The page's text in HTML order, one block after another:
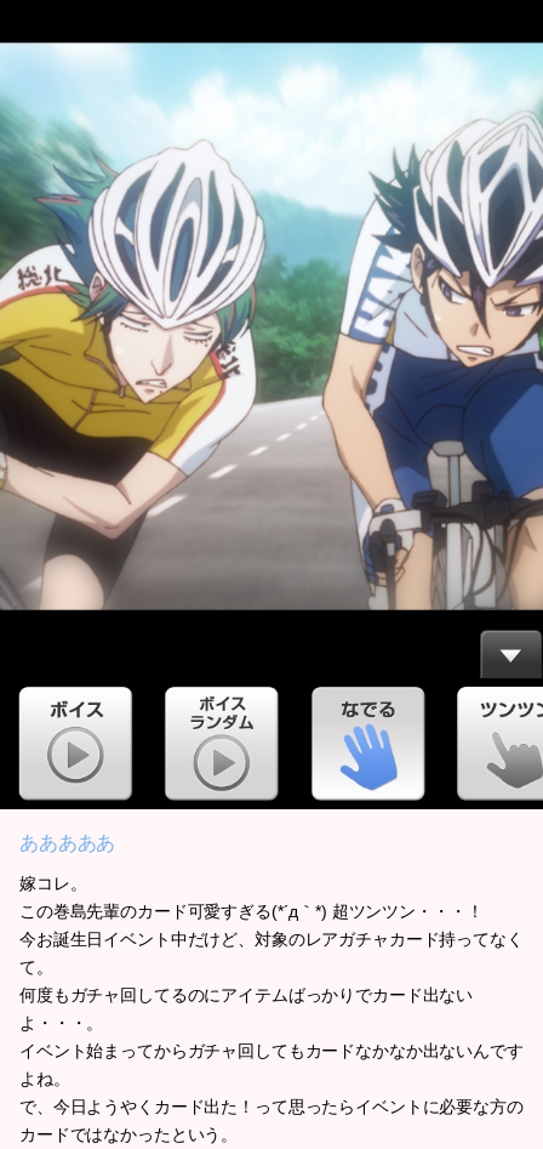
あああああ
嫁コレ。
この巻島先輩のカード可愛すぎる(*´д｀*) 超ツンツン・・・！
今お誕生日イベント中だけど、対象のレアガチャカード持ってなく
て。
何度もガチャ回してるのにアイテムばっかりでカード出ない
よ・・・。
イベント始まってからガチャ回してもカードなかなか出ないんです
よね。
で、今日ようやくカード出た！って思ったらイベントに必要な方の
カードではなかったという。